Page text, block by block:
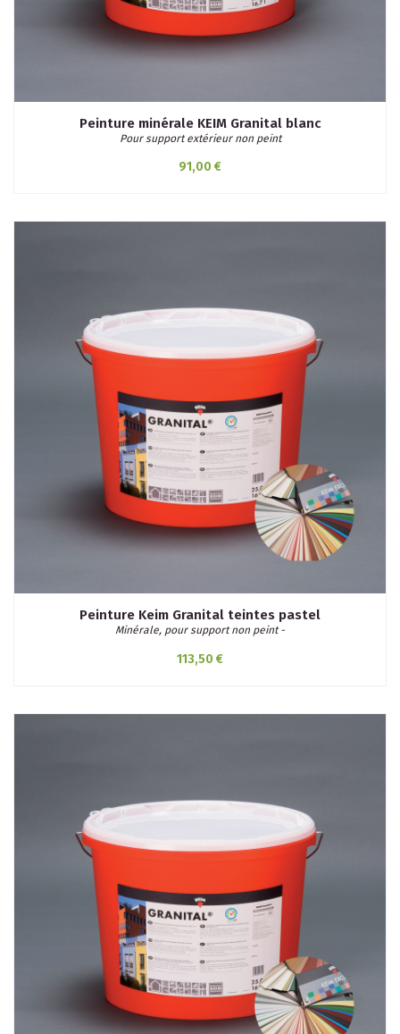
Peinture minérale KEIM Granital blanc
Pour support extérieur non peint
91,00 €
Peinture Keim Granital teintes pastel
Minérale, pour support non peint -
113,50 €